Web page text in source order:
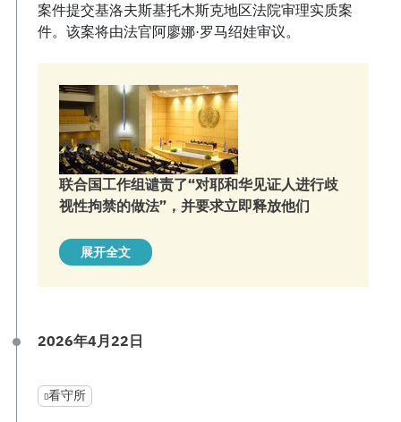
案件提交基洛夫斯基托木斯克地区法院审理实质案
件。该案将由法官阿廖娜·罗马绍娃审议。
联合国工作组谴责了“对耶和华见证人进行歧
视性拘禁的做法”，并要求立即释放他们
展开全文
2026年4月22日
看守所